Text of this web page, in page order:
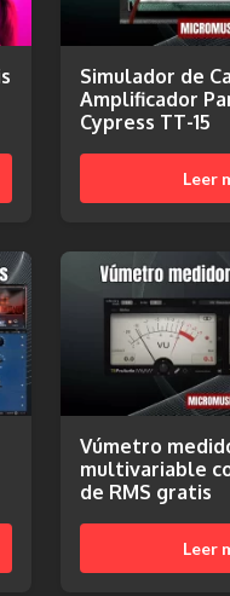
Simulador de
Amplificador
Cypress TT-15
Leer
Vúmetro
multivariable
de RMS gratis
Leer